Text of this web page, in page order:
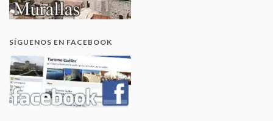
SÍGUENOS EN FACEBOOK